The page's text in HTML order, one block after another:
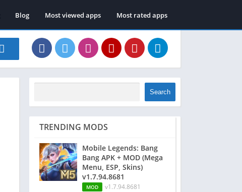
Blog Most viewed apps Most rated apps
Search
TRENDING MODS
Mobile Legends: Bang
Bang APK + MOD (Mega
Menu, ESP, Skins)
v1.7.94.8681
MOD
v1.7.94.8681